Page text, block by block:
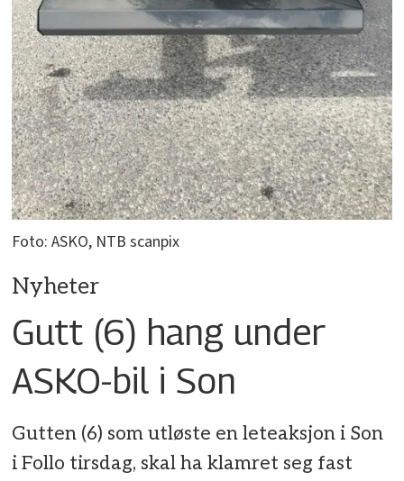
Foto: ASKO, NTB scanpix
Nyheter
Gutt (6) hang under
ASKO-bil i Son
Gutten (6) som utløste en leteaksjon i Son
i Follo tirsdag, skal ha klamret seg fast